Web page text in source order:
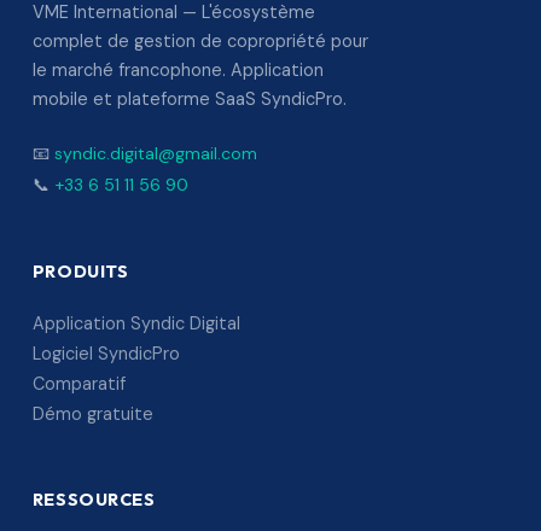
VME International — L'écosystème
complet de gestion de copropriété pour
le marché francophone. Application
mobile et plateforme SaaS SyndicPro.
📧 syndic.digital@gmail.com
📞 +33 6 51 11 56 90
PRODUITS
Application Syndic Digital
Logiciel SyndicPro
Comparatif
Démo gratuite
RESSOURCES